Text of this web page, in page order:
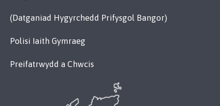
(Datganiad Hygyrchedd Prifysgol Bangor)
Polisi Iaith Gymraeg
Preifatrwydd a Chwcis